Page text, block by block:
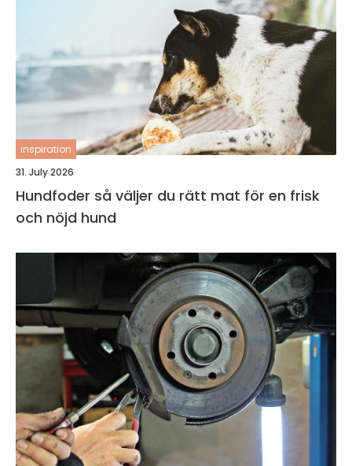
inspiration
31. July 2026
Hundfoder så väljer du rätt mat för en frisk
och nöjd hund